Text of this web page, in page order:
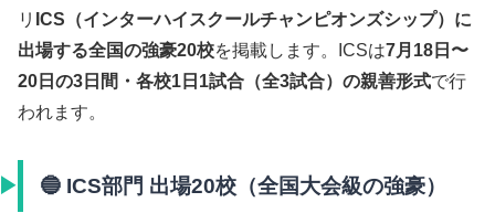
リ ICS（インターハイスクールチャンピオンズシップ）に
出場する全国の強豪20校を掲載します。ICSは7月18日〜
20日の3日間・各校1日1試合（全3試合）の親善形式で行
われます。
🔵 ICS部門 出場20校（全国大会級の強豪）